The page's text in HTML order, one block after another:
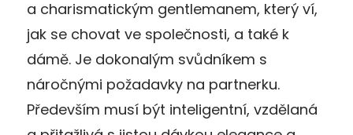
a charismatickým gentlemanem, který ví,
jak se chovat ve společnosti, a také k
dámě. Je dokonalým svůdníkem s
náročnými požadavky na partnerku.
Především musí být inteligentní, vzdělaná